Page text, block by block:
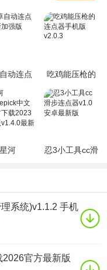
动连点
v2.0
吃鸡能压枪的
v2.0.3
星河
忍3小工具cc滑
系统)v1.1.2 手机
官方最新版